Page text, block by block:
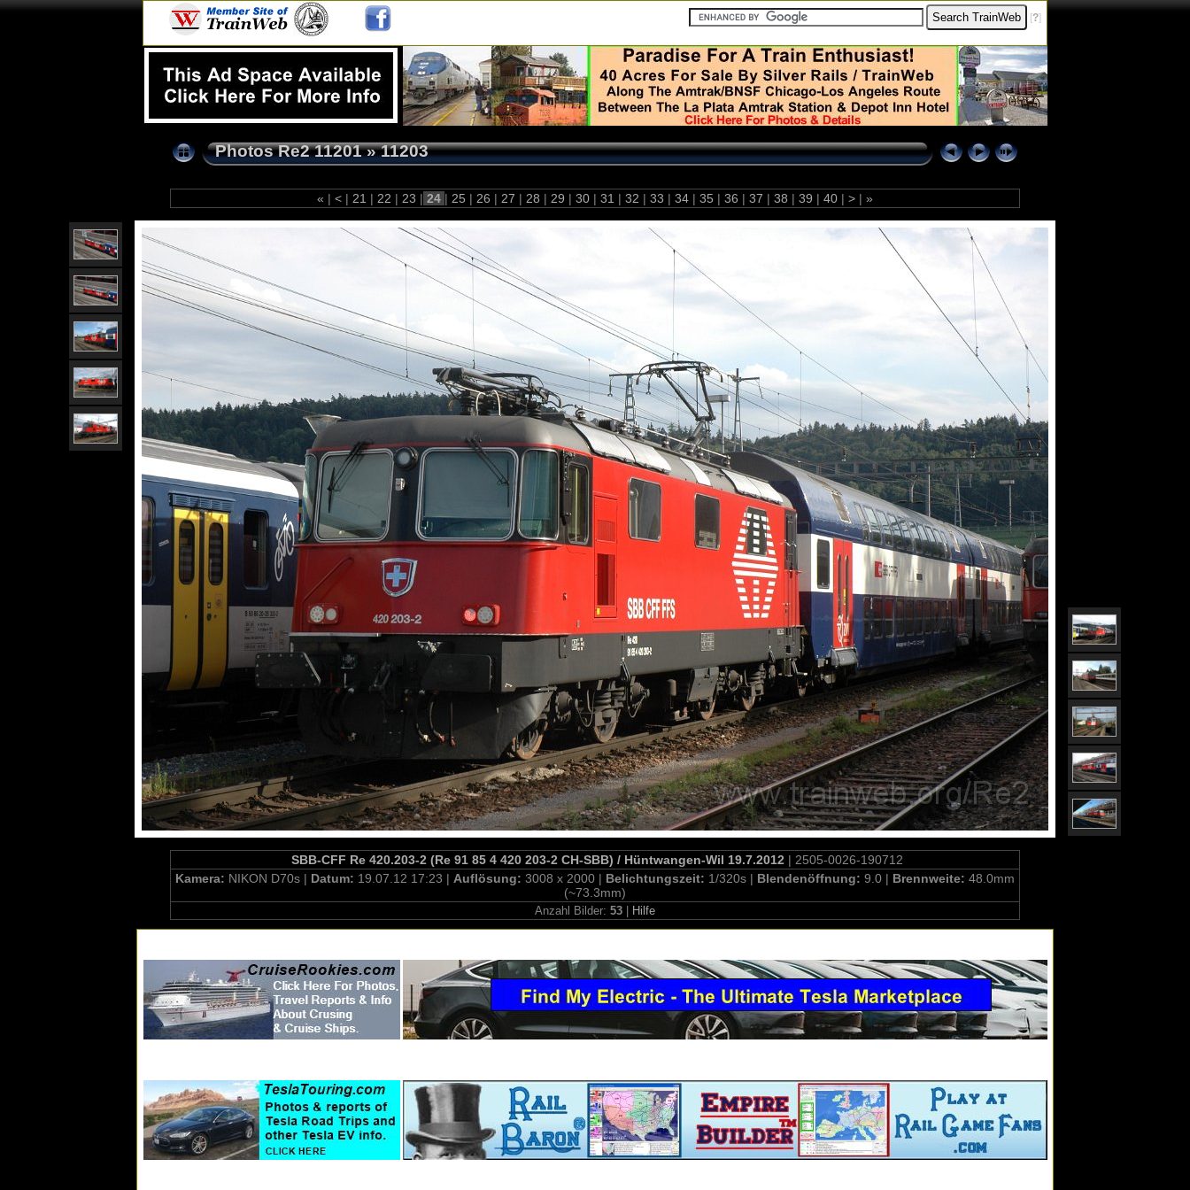
[?]
Photos Re2 11201»11203
« | < | 21 | 22 | 23 | 24 | 25 | 26 | 27 | 28 | 29 | 30 | 31 | 32 | 33 | 34 | 35 | 36 | 37 | 38 | 39 | 40 | > | »
SBB-CFF Re 420.203-2 (Re 91 85 4 420 203-2 CH-SBB) / Hüntwangen-Wil 19.7.2012 | 2505-0026-190712
Kamera: NIKON D70s | Datum: 19.07.12 17:23 | Auflösung: 3008 x 2000 | Belichtungszeit: 1/320s | Blendenöffnung: 9.0 | Brennweite: 48.0mm
(~73.3mm)
Anzahl Bilder: 53 Hilfe